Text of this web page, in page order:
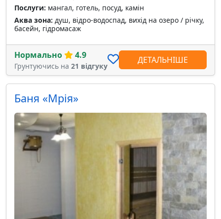
Послуги: мангал, готель, посуд, камін
Аква зона: душ, відро-водоспад, вихід на озеро / річку,
басейн, гідромасаж
Нормально 4.9
Грунтуючись на 21 відгуку
ДЕТАЛЬНІШЕ
Баня «Мрія»